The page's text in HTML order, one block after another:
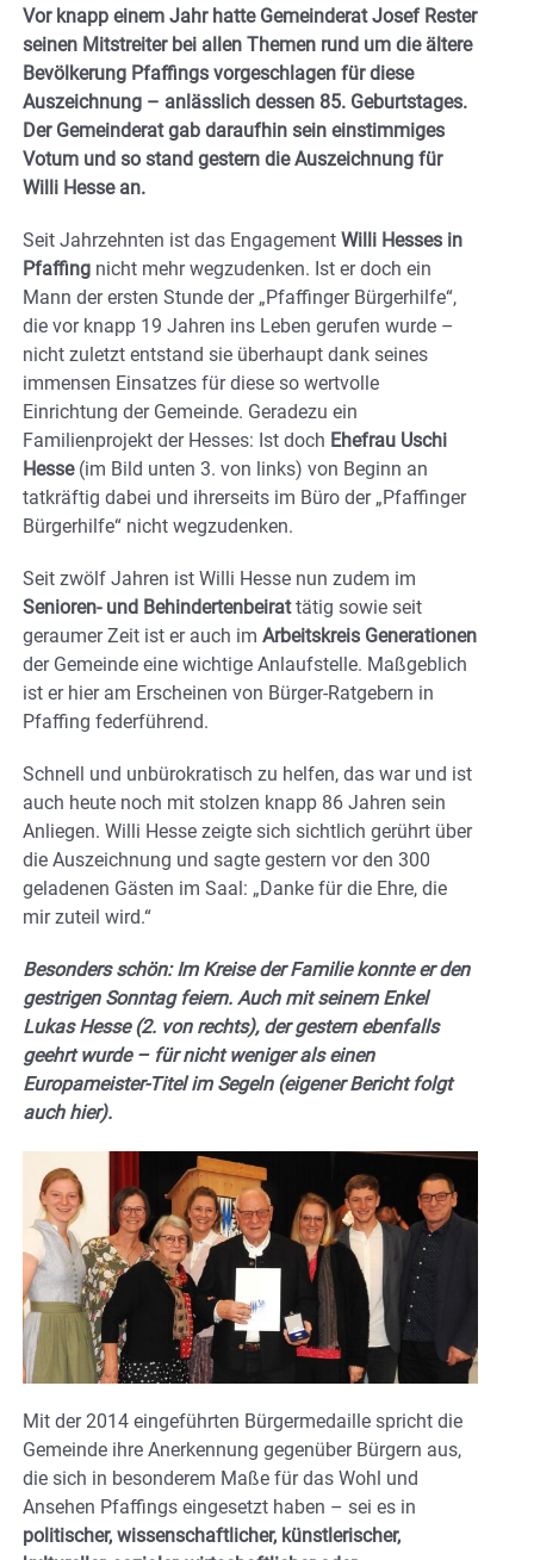
Vor knapp einem Jahr hatte Gemeinderat Josef Rester
seinen Mitstreiter bei allen Themen rund um die ältere
Bevölkerung Pfaffings vorgeschlagen für diese
Auszeichnung – anlässlich dessen 85. Geburtstages.
Der Gemeinderat gab daraufhin sein einstimmiges
Votum und so stand gestern die Auszeichnung für
Willi Hesse an.
Seit Jahrzehnten ist das Engagement Willi Hesses in
Pfaffing nicht mehr wegzudenken. Ist er doch ein
Mann der ersten Stunde der „Pfaffinger Bürgerhilfe“,
die vor knapp 19 Jahren ins Leben gerufen wurde –
nicht zuletzt entstand sie überhaupt dank seines
immensen Einsatzes für diese so wertvolle
Einrichtung der Gemeinde. Geradezu ein
Familienprojekt der Hesses: Ist doch Ehefrau Uschi
Hesse(im Bild unten 3. von links) von Beginn an
tatkräftig dabei und ihrerseits im Büro der „Pfaffinger
Bürgerhilfe“ nicht wegzudenken.
Seit zwölf Jahren ist Willi Hesse nun zudem im
Senioren- und Behindertenbeirattätig sowie seit
geraumer Zeit ist er auch im Arbeitskreis Generationen
der Gemeinde eine wichtige Anlaufstelle. Maßgeblich
ist er hier am Erscheinen von Bürger-Ratgebern in
Pfaffing federführend.
Schnell und unbürokratisch zu helfen, das war und ist
auch heute noch mit stolzen knapp 86 Jahren sein
Anliegen. Willi Hesse zeigte sich sichtlich gerührt über
die Auszeichnung und sagte gestern vor den 300
geladenen Gästen im Saal: „Danke für die Ehre, die
mir zuteil wird.“
Besonders schön: Im Kreise der Familie konnte er den
gestrigen Sonntag feiern. Auch mit seinem Enkel
Lukas Hesse (2. von rechts), der gestern ebenfalls
geehrt wurde – für nicht weniger als einen
Europameister-Titel im Segeln (eigener Bericht folgt
auch hier).
Mit der 2014 eingeführten Bürgermedaille spricht die
Gemeinde ihre Anerkennung gegenüber Bürgern aus,
die sich in besonderem Maße für das Wohl und
Ansehen Pfaffings eingesetzt haben – sei es in
politischer, wissenschaftlicher, künstlerischer,